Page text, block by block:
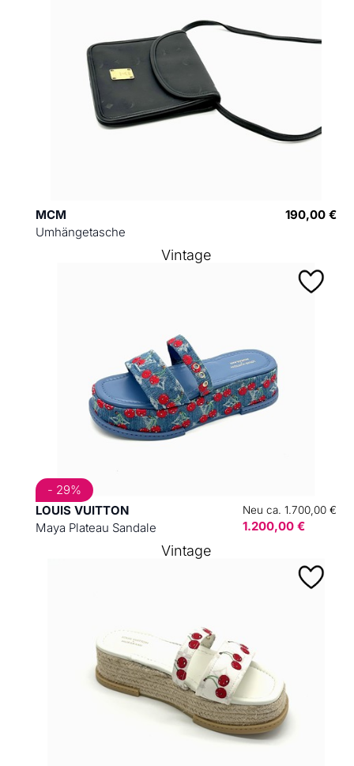
MCM
Umhängetasche
190,00 €
LOUIS VUITTON
Maya Plateau Sandale
Neu ca. 1.700,00 €
1.200,00 €
- 29%
Vintage
Vintage